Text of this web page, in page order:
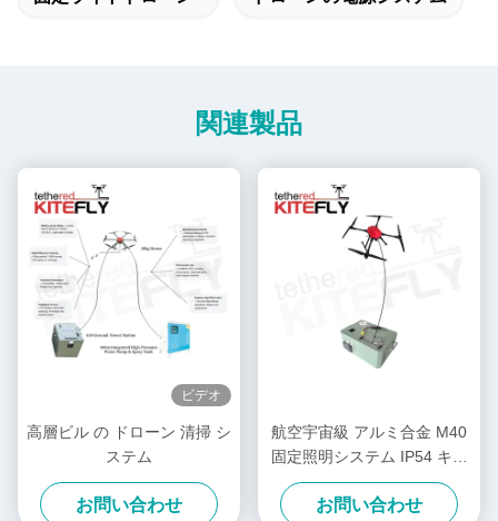
関連製品
ビデオ
高層ビル の ドローン 清掃 シ
ステム
お問い合わせ
航空宇宙級 アルミ合金 M40
固定照明システム IP54 キー
トフライ
お問い合わせ